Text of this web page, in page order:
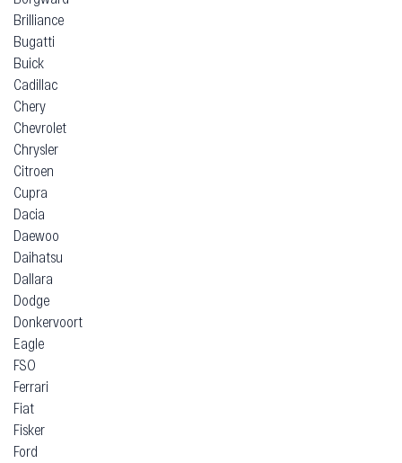
Brilliance
Bugatti
Buick
Cadillac
Chery
Chevrolet
Chrysler
Citroen
Cupra
Dacia
Daewoo
Daihatsu
Dallara
Dodge
Donkervoort
Eagle
FSO
Ferrari
Fiat
Fisker
Ford